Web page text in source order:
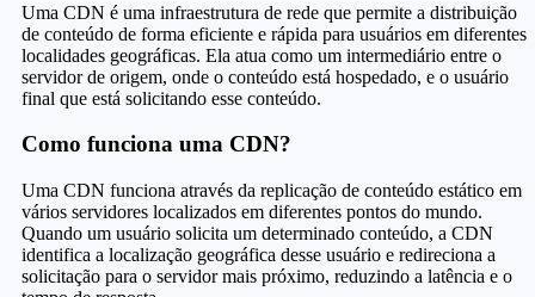
Uma CDN é uma infraestrutura de rede que permite a distribuição
de conteúdo de forma eficiente e rápida para usuários em diferentes
localidades geográficas. Ela atua como um intermediário entre o
servidor de origem, onde o conteúdo está hospedado, e o usuário
final que está solicitando esse conteúdo.
Como funciona uma CDN?
Uma CDN funciona através da replicação de conteúdo estático em
vários servidores localizados em diferentes pontos do mundo.
Quando um usuário solicita um determinado conteúdo, a CDN
identifica a localização geográfica desse usuário e redireciona a
solicitação para o servidor mais próximo, reduzindo a latência e o